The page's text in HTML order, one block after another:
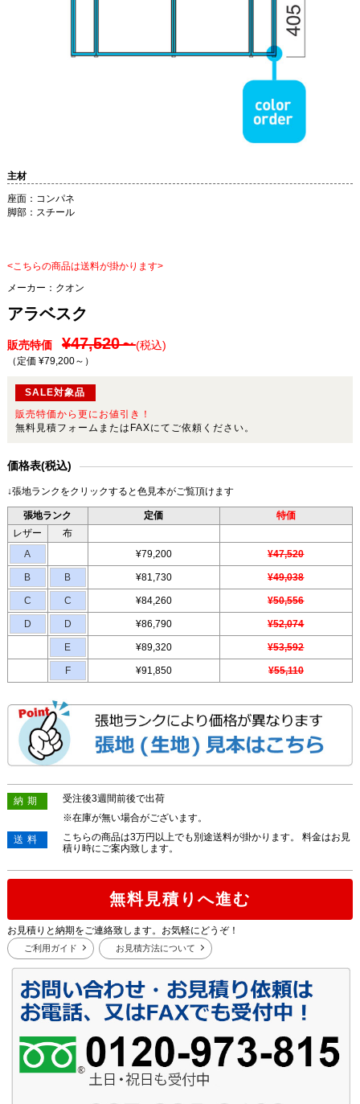
主材
座面：コンパネ
脚部：スチール
<こちらの商品は送料が掛かります>
メーカー： クオン
アラベスク
販売特価 ¥47,520～(税込)
（定価 ¥79,200～ ）
SALE対象品
販売特価から更にお値引き！
無料見積フォームまたはFAXにてご依頼ください。
価格表(税込)
↓張地ランクをクリックすると色見本がご覧頂けます
張地ランク 定価
特価
レザー
布
A
¥79,200 ¥47,520
B B ¥81,730 ¥49,038
C C ¥84,260 ¥50,556
D D ¥86,790 ¥52,074
E ¥89,320 ¥53,592
F ¥91,850 ¥55,110
納期
受注後3週間前後で出荷
※在庫が無い場合がございます。
送料
こちらの商品は3万円以上でも別途送料が掛かります。 料金はお見
積り時にご案内致します。
無料見積りへ進む
お見積りと納期をご連絡致します。お気軽にどうぞ！
ご利用ガイド お見積方法について